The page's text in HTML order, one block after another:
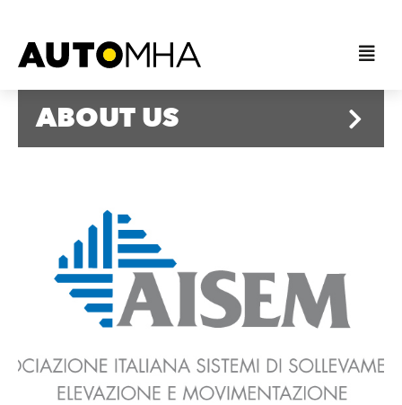
ABOUT US